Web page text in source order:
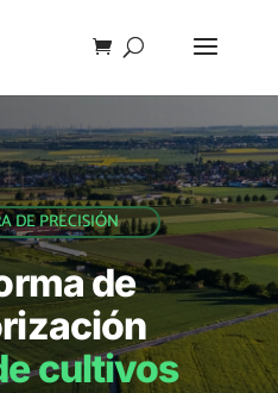
DE PRECISIÓN
de
cultivos